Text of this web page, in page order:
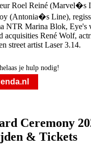
Roel Reiné (Marvel�s
(Antonia�s Line),
NTR Marina Blok, Eye's
acquisities René Wolf,
street artist Laser 3.14.
je hulp nodig!
Ceremony
& Tickets